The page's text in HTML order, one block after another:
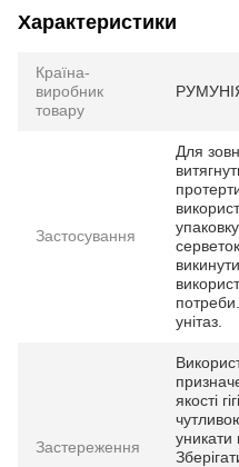
Характеристики
Країна-
виробник
товару
Застосування
Для
унітаз.
Застереження
якості
уникати